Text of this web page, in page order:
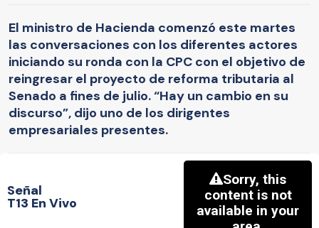
El ministro de Hacienda comenzó este martes
las conversaciones con los diferentes actores
iniciando su ronda con la CPC con el objetivo de
reingresar el proyecto de reforma tributaria al
Senado a fines de julio. “Hay un cambio en su
discurso”, dijo uno de los dirigentes
empresariales presentes.
Señal
T13 En Vivo